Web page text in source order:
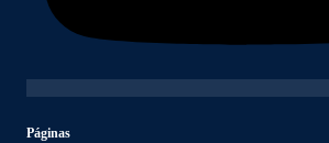
Páginas